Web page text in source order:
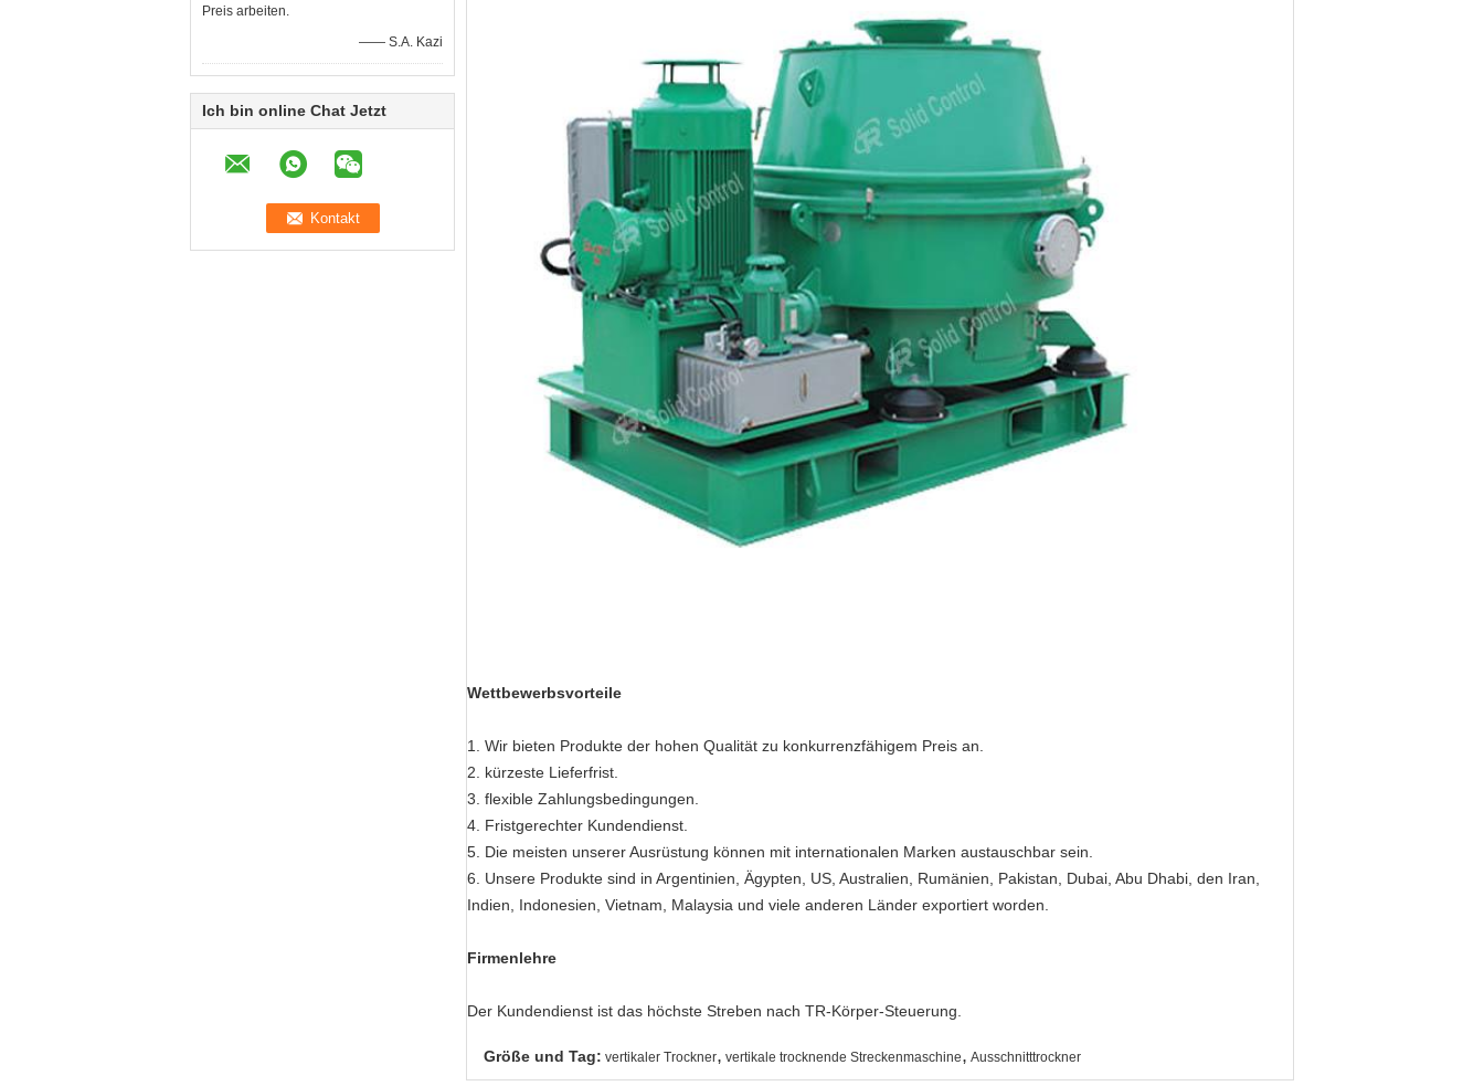
Preis arbeiten.
—— S.A. Kazi
Ich bin online Chat Jetzt
Wettbewerbsvorteile
1. Wir bieten Produkte der hohen Qualität zu konkurrenzfähigem Preis an.
2. kürzeste Lieferfrist
3. flexible Zahlungsbedingungen.
4. Fristgerechter Kundendienst.
5. Die meisten unserer Ausrüstung können mit internationalen Marken austauschbar sein.
6. Unsere Produkte sind in Argentinien, Ägypten, US, Australien, Rumänien, Pakistan, Dubai, Abu Dhabi, den Iran,
Indien, Indonesien, Vietnam, Malaysia und viele anderen Länder exportiert worden.
Firmenlehre
Der Kundendienst ist das höchste Streben nach TR-Körper-Steuerung.
Größe und Tag: vertikaler Trockner, vertikale trocknende Streckenmaschine, Ausschnitttrockner